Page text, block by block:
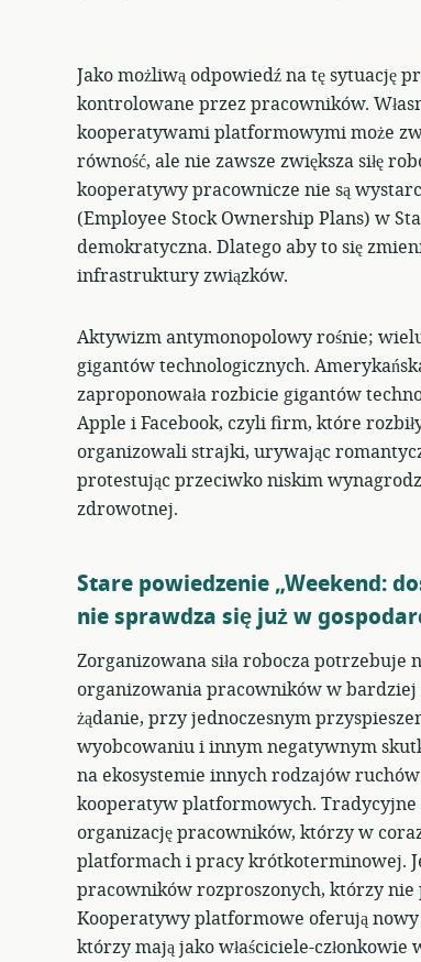
Jako możliwą odpowiedź na tę
kontrolowane przez pracowników.
kooperatywami platformowymi może
równość, ale nie zawsze zwiększa siłę
kooperatywy pracownicze nie są
(Employee Stock Ownership Plans) w
demokratyczna. Dlatego aby to się
infrastruktury związków.
Aktywizm antymonopolowy rośnie;
gigantów technologicznych.
zaproponowała rozbicie gigantów
Apple i Facebook, czyli firm, które
organizowali strajki, urywając
protestując przeciwko niskim
zdrowotnej.
Stare powiedzenie „Weekend:
nie sprawdza się już w
Zorganizowana siła robocza potrzebuje
organizowania pracowników w
żądanie, przy jednoczesnym
wyobcowaniu i innym negatywnym
na ekosystemie innych rodzajów
kooperatyw platformowych. Tradycyjne
organizację pracowników, którzy w
platformach i pracy krótkoterminowej.
pracowników rozproszonych, którzy nie
Kooperatywy platformowe oferują
którzy mają jako właściciele-